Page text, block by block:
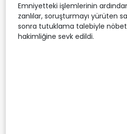
Emniyetteki işlemlerinin
zanlılar, soruşturmayı yürüten
sonra tutuklama talebiyle
hakimliğine sevk edildi.